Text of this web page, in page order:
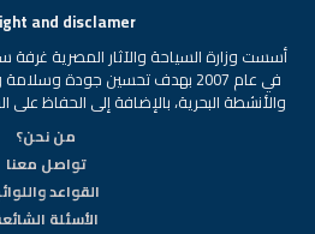
and disclamer
أسست وزارة السياحة والآثار المصرية غرفة
في عام 2007 بهدف تحسين جودة
والأنشطة البحرية، بالإضافة إلى الحفاظ على
من نحن؟
تواصل معنا
القواعد
الأسئلة